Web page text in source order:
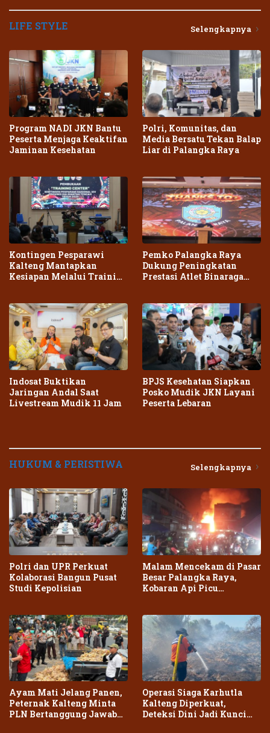
LIFE STYLE Selengkapnya
Program NADI JKN Bantu
Peserta Menjaga Keaktifan
Jaminan Kesehatan
Polri, Komunitas, dan
Media Bersatu Tekan Balap
Liar di Palangka Raya
Kontingen Pesparawi
Kalteng Mantapkan
Kesiapan Melalui Training
Pemko Palangka Raya
Dukung Peningkatan
Prestasi Atlet Binaraga
Indosat Buktikan
Jaringan Andal Saat
Livestream Mudik 11 Jam
BPJS Kesehatan Siapkan
Posko Mudik JKN Layani
Peserta Lebaran
HUKUM & PERISTIWA Selengkapnya
Polri dan UPR Perkuat
Kolaborasi Bangun Pusat
Studi Kepolisian
Malam Mencekam di Pasar
Besar Palangka Raya,
Kobaran Api Picu
Ayam Mati Jelang Panen,
Peternak Kalteng Minta
PLN Bertanggung Jawab
Operasi Siaga Karhutla
Kalteng Diperkuat,
Deteksi Dini Jadi Kunci